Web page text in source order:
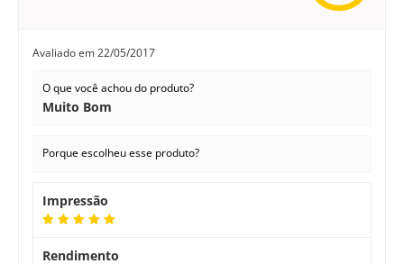
Produtos Compatíveis com o Rolo PCR
HP P1102
Avaliado em22/05/2017
O que você achou do produto?
Muito Bom
Porque escolheu esse produto?
Impressão
Rendimento